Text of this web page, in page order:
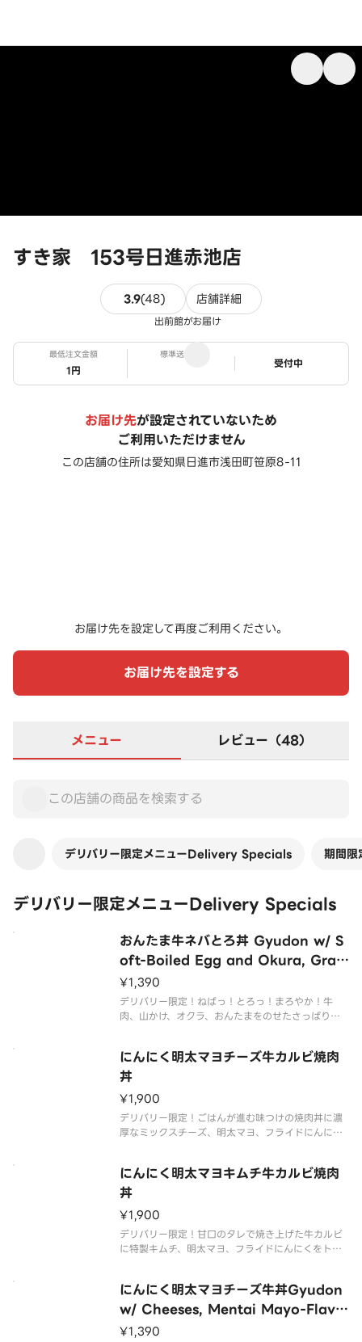
すき家 153号日進赤池店
3.9(48) 48件のレビュー
店舗詳細
出前館がお届け
最低注文金額
1円
標準送料
ステータス
受付中
お届け先が設定されていないため
ご利用いただけません
この店舗の住所は愛知県日進市浅田町笹原8-11
お届け先を設定して再度ご利用ください。
お届け先を設定する
メニュー レビュー（48）
デリバリー限定メニューDelivery Specials 期間
デリバリー限定メニューDelivery Specials
おんたま牛ネバとろ丼 Gyudon w/ S
oft-Boiled Egg and Okura, Grat
ed Yam
¥1,390
デリバリー限定！ねばっ！とろっ！まろやか！牛
肉、山かけ、オクラ、おんたまをのせたさっぱり食
にんにく明太マヨチーズ牛カルビ焼肉
丼
¥1,900
デリバリー限定！ごはんが進む味つけの焼肉丼に濃
厚なミックスチーズ、明太マヨ、フライドにんにく
にんにく明太マヨキムチ牛カルビ焼肉
丼
¥1,900
デリバリー限定！甘口のタレで焼き上げた牛カルビ
に特製キムチ、明太マヨ、フライドにんにくをトッ
にんにく明太マヨチーズ牛丼Gyudon
w/ Cheeses, Mentai Mayo-Flavo
r Sauce and Fried Garlic
¥1,390